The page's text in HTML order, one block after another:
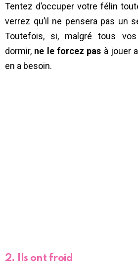
Tentez d’occuper votre félin
verrez qu’il ne pensera pas un
Toutefois, si, malgré tous
dormir, ne le forcez pas à jouer
en a besoin.
2. Ils ont froid